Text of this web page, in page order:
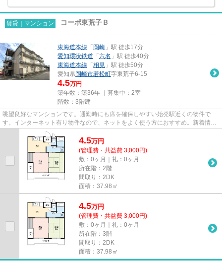
賃貸｜マンション コーポ東荒子Ｂ
東海道本線 「 岡崎 」駅 徒歩17分
愛知環状鉄道 「 六名 」駅 徒歩40分
東海道本線 「 相見 」駅 徒歩50分
愛知県岡崎市若松町字東荒子6-15
4.5万円
築年数：築36年 ｜募集中： 2室
階数：3階建
眺望良好なマンションです。通勤時にも席を確保しやすい始発駅近くの物件で
す。インターネット有り物件なので、ネットをよく使う方におすすめ。新着情
報：コーポ東荒子Bの空室情報なら...
4.5万円
(管理費・共益費 3,000円)
敷：0ヶ月｜礼：0ヶ月
所在階：2階
間取り：2DK
面積：37.98㎡
4.5万円
(管理費・共益費 3,000円)
敷：0ヶ月｜礼：0ヶ月
所在階：3階
間取り：2DK
面積：37.98㎡